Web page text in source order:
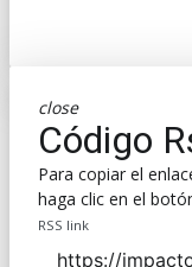
close
Código
Para copiar el
haga clic en el
RSS link